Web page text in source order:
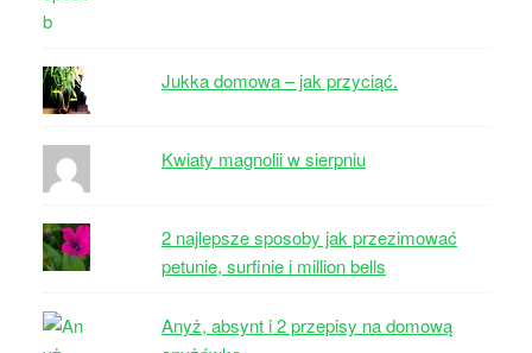
Jukka domowa – jak przyciąć.
Kwiaty magnolii w sierpniu
2 najlepsze sposoby jak przezimować
petunie, surfinie i million bells
Anyż, absynt i 2 przepisy na domową